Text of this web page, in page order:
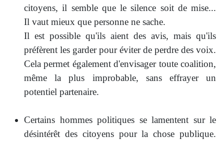
citoyens, il semble que le silence soit de mise...
Il vaut mieux que personne ne sache.
Il est possible qu'ils aient des avis, mais qu'ils
préfèrent les garder pour éviter de perdre des voix.
Cela permet également d'envisager toute coalition,
même la plus improbable, sans effrayer un
potentiel partenaire.
Certains hommes politiques se lamentent sur le
désintérêt des citoyens pour la chose publique.